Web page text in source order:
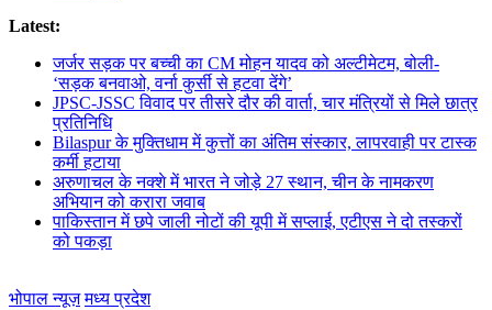
Latest:
जर्जर सड़क पर बच्ची का CM मोहन यादव को अल्टीमेटम, बोली-
‘सड़क बनवाओ, वर्ना कुर्सी से हटवा देंगे’
JPSC-JSSC विवाद पर तीसरे दौर की वार्ता, चार मंत्रियों से मिले छात्र
प्रतिनिधि
Bilaspur के मुक्तिधाम में कुत्तों का अंतिम संस्कार, लापरवाही पर टास्क
कर्मी हटाया
अरुणाचल के नक्शे में भारत ने जोड़े 27 स्थान, चीन के नामकरण
अभियान को करारा जवाब
पाकिस्तान में छपे जाली नोटों की यूपी में सप्लाई, एटीएस ने दो तस्करों
को पकड़ा
भोपाल न्यूज़ मध्य प्रदेश